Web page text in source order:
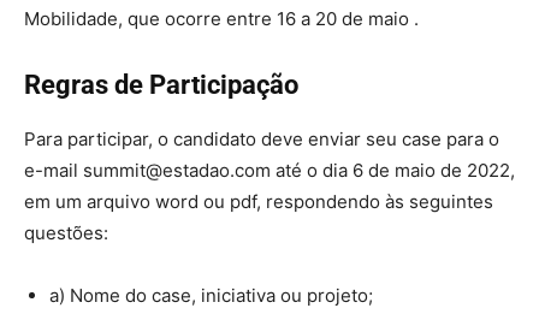
Mobilidade, que ocorre entre 16 a 20 de maio .
Regras de Participação
Para participar, o candidato deve enviar seu case para o
e-mail summit@estadao.com até o dia 6 de maio de 2022,
em um arquivo word ou pdf, respondendo às seguintes
questões:
a) Nome do case, iniciativa ou projeto;